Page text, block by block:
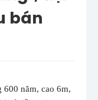
bán
năm, cao 6m,